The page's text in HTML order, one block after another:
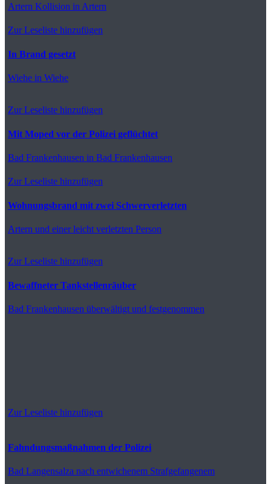
Artern Kollision in Artern
Zur Leseliste hinzufügen
In Brand gesetzt
Wiehe in Wiehe
Zur Leseliste hinzufügen
Mit Moped vor der Polizei geflüchtet
Bad Frankenhausen in Bad Frankenhausen
Zur Leseliste hinzufügen
Wohnungsbrand mit zwei Schwerverletzten
Artern und einer leicht verletzten Person
Zur Leseliste hinzufügen
Bewaffneter Tankstellenräuber
Bad Frankenhausen überwältigt und festgenommen
Zur Leseliste hinzufügen
Fahndungsmaßnahmen der Polizei
Bad Langensalza nach entwichenem Strafgefangenem